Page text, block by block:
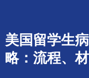
美国留学生
略：流程、